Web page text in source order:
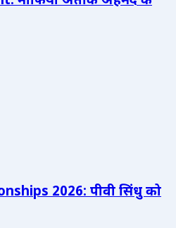
2026: पीवी सिंधु को